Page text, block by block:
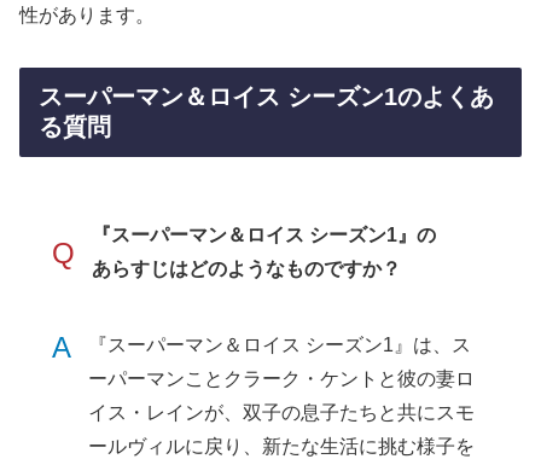
性があります。
スーパーマン＆ロイス シーズン1のよくあ
る質問
Q
『スーパーマン＆ロイス シーズン1』の
あらすじはどのようなものですか？
A
『スーパーマン＆ロイス シーズン1』は、ス
ーパーマンことクラーク・ケントと彼の妻ロ
イス・レインが、双子の息子たちと共にスモ
ールヴィルに戻り、新たな生活に挑む様子を